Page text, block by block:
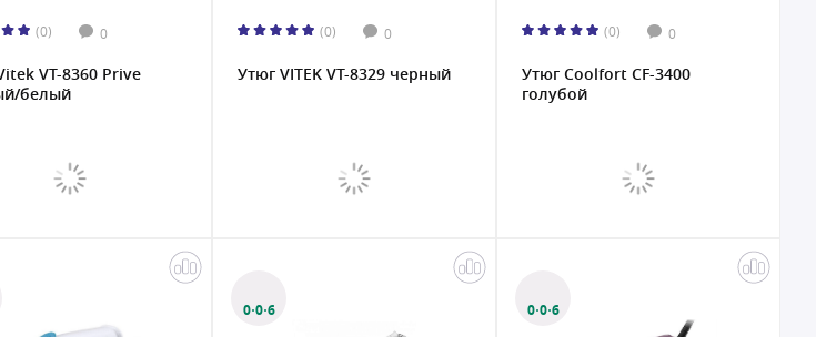
(0) 0
VT-8360 Prive
белый
(0) 0
Утюг VITEK VT-8329 черный
(0) 0
Утюг Coolfort CF-3400
голубой
0·0·6 0·0·6